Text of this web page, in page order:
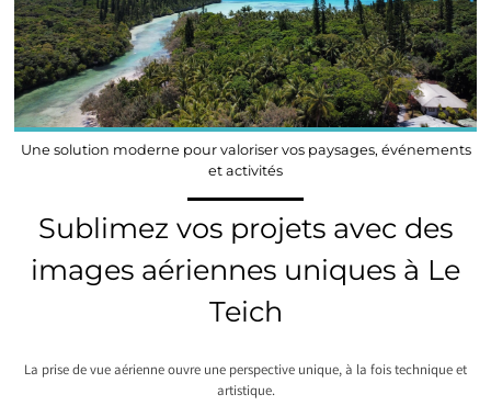
Une solution moderne pour valoriser vos paysages, événements
et activités
Sublimez vos projets avec des
images aériennes uniques à Le
Teich
La prise de vue aérienne ouvre une perspective unique, à la fois technique et
artistique.